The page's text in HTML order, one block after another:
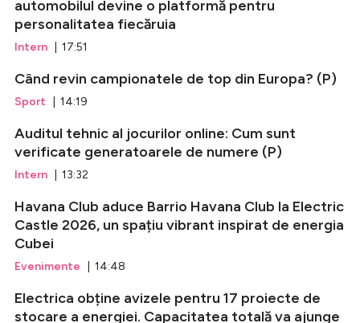
automobilul devine o platformă pentru
personalitatea fiecăruia
Intern | 17:51
Când revin campionatele de top din Europa? (P)
Sport | 14:19
Auditul tehnic al jocurilor online: Cum sunt
verificate generatoarele de numere (P)
Intern | 13:32
Havana Club aduce Barrio Havana Club la Electric
Castle 2026, un spațiu vibrant inspirat de energia
Cubei
Evenimente | 14:48
Electrica obține avizele pentru 17 proiecte de
stocare a energiei. Capacitatea totală va ajunge